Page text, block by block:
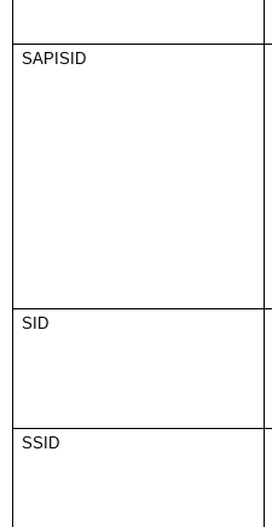
SAPISID
SID
SSID